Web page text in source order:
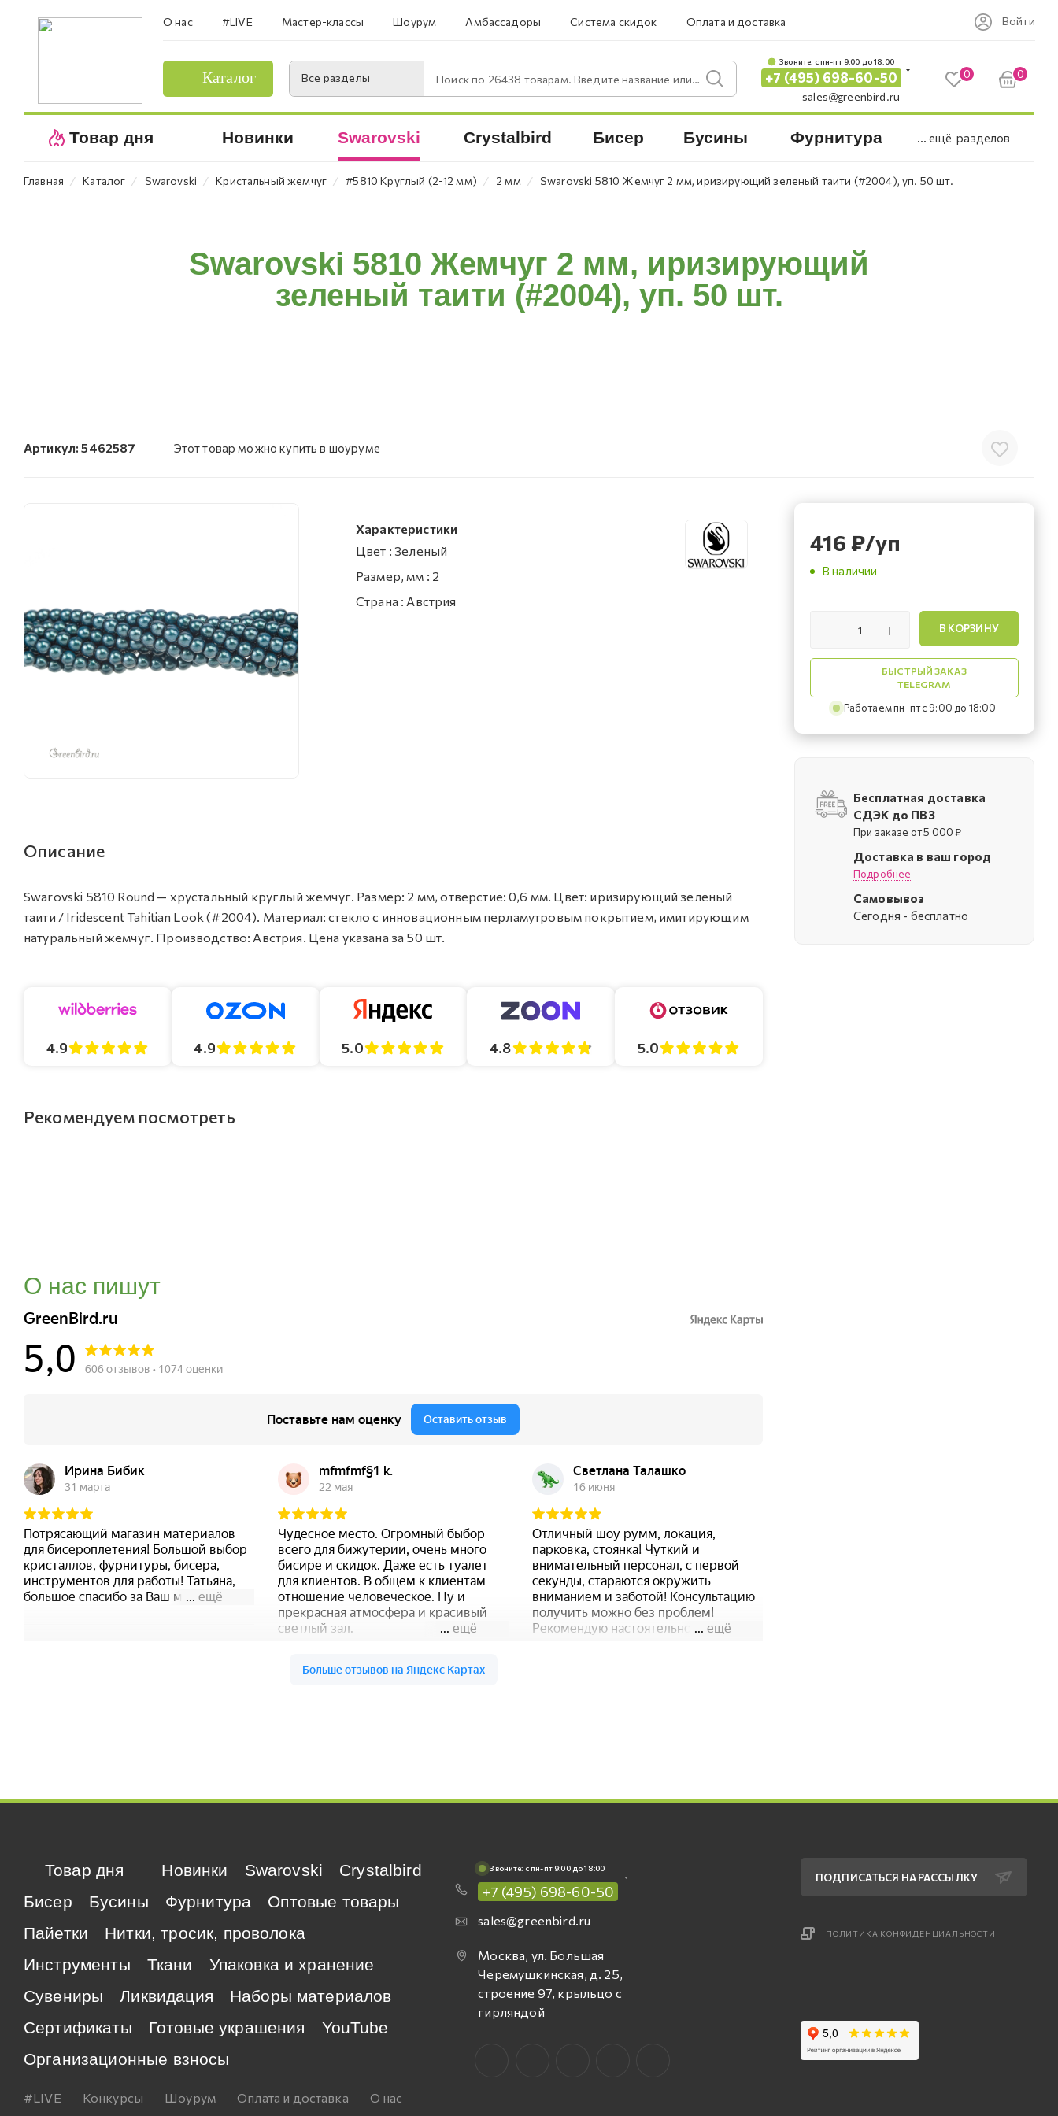
О нас #LIVE Мастер-классы Шоурум Амбассадоры Система скидок Оплата и доставка Войти
Каталог Все разделы Поиск по 26438 товарам. Введите название или артикул.
Звоните: c пн-пт 9:00 до 18:00
+7 (495) 698-60-50
sales@greenbird.ru
0 0
Товар дня Новинки Swarovski Crystalbird Бисер Бусины Фурнитура ... ещё разделов
Главная ⁄ Каталог ⁄ Swarovski ⁄ Кристальный жемчуг ⁄ #5810 Круглый (2-12 мм) ⁄ 2 мм ⁄ Swarovski 5810 Жемчуг 2 мм, иризирующий зеленый таити (#2004), уп. 50 шт.
Swarovski 5810 Жемчуг 2 мм, иризирующий
зеленый таити (#2004), уп. 50 шт.
Артикул: 5462587 Этот товар можно купить в шоуруме
Характеристики
Цвет : Зеленый
Размер, мм : 2
Страна : Австрия
Описание
Swarovski 5810 Round — хрустальный круглый жемчуг. Размер: 2 мм, отверстие: 0,6 мм. Цвет: иризирующий зеленый
таити / Iridescent Tahitian Look (#2004). Материал: стекло с инновационным перламутровым покрытием, имитирующим
натуральный жемчуг. Производство: Австрия. Цена указана за 50 шт.
4.9 4.9 5.0 4.8 5.0
Рекомендуем посмотреть
О нас пишут
416 ₽/уп
В наличии
В КОРЗИНУ
БЫСТРЫЙ ЗАКАЗ
TELEGRAM
Работаем пн-пт с 9:00 до 18:00
Бесплатная доставка
СДЭК до ПВЗ
При заказе от 5 000 ₽
Доставка в ваш город
Подробнее
Самовывоз
Cегодня - бесплатно
Товар дня Новинки Swarovski
Crystalbird
Бисер
Бусины Фурнитура
Оптовые товары
Пайетки
Нитки, тросик, проволока
Инструменты
Ткани
Упаковка и хранение
Сувениры
Ликвидация
Наборы материалов
Сертификаты
Готовые украшения
YouTube
Организационные взносы
#LIVE Конкурсы Шоурум Оплата и доставка О нас
Звоните: c пн-пт 9:00 до 18:00
+7 (495) 698-60-50
sales@greenbird.ru
Москва, ул. Большая
Черемушкинская, д. 25,
строение 97, крыльцо с
гирляндой
ПОДПИСАТЬСЯ НА РАССЫЛКУ
ПОЛИТИКА КОНФИДЕНЦИАЛЬНОСТИ